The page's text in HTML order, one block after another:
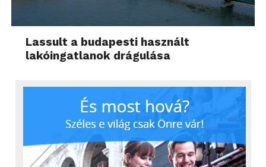
Lassult a budapesti használt
lakóingatlanok drágulása